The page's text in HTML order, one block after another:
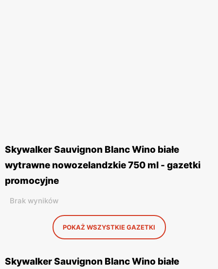
Skywalker Sauvignon Blanc Wino białe
wytrawne nowozelandzkie 750 ml - gazetki
promocyjne
Brak wyników
POKAŻ WSZYSTKIE GAZETKI
Skywalker Sauvignon Blanc Wino białe